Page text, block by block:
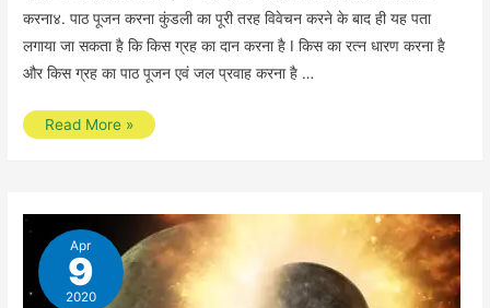
करना४. पाठ पूजन करना कुंडली का पूरी तरह विवेचन करने के बाद ही यह पता
लगाया जा सकता है कि किस ग्रह का दान करना है I किस का रत्न धारण करना है
और किस ग्रह का पाठ पूजन एवं जल प्रवाह करना है …
मारक
उपाय
Read More »
Apr
9
2020